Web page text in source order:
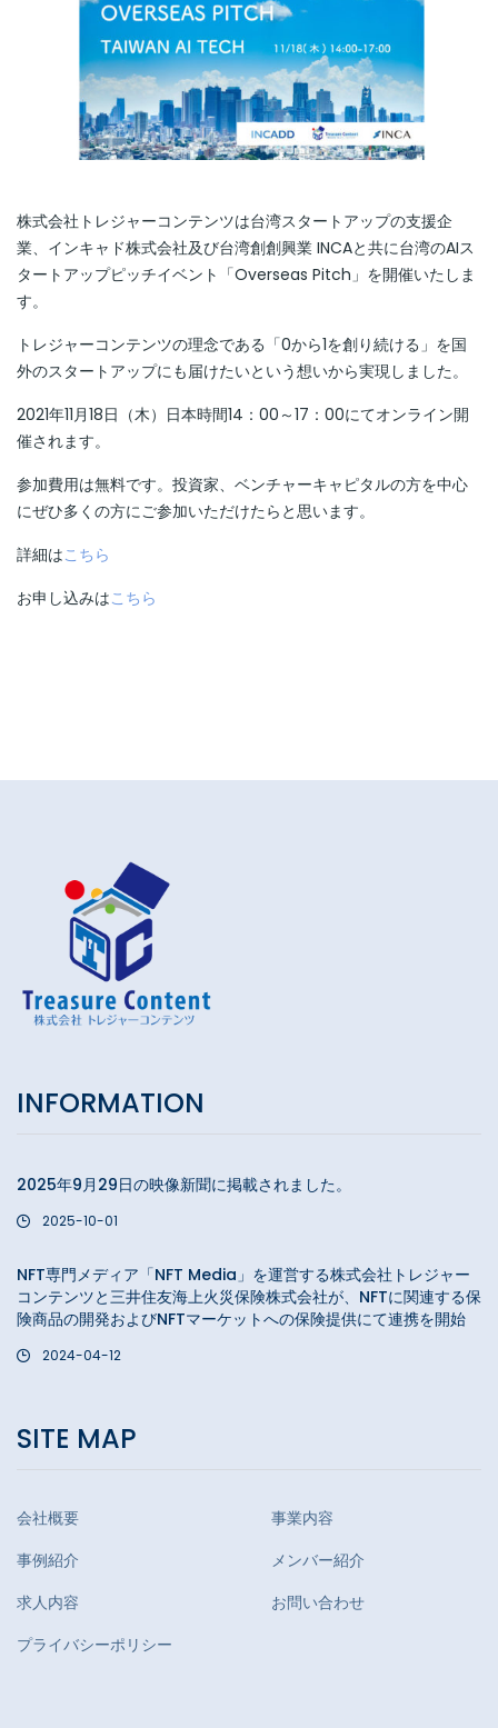
株式会社トレジャーコンテンツは台湾スタートアップの支援企
業、インキャド株式会社及び台湾創創興業 INCAと共に台湾のAIス
タートアップピッチイベント「Overseas Pitch」を開催いたしま
す。
トレジャーコンテンツの理念である「0から1を創り続ける」を国
外のスタートアップにも届けたいという想いから実現しました。
2021年11月18日（木）日本時間14：00～17：00にてオンライン開
催されます。
参加費用は無料です。投資家、ベンチャーキャピタルの方を中心
にぜひ多くの方にご参加いただけたらと思います。
詳細はこちら
お申し込みはこちら
INFORMATION
2025年9月29日の映像新聞に掲載されました。
2025-10-01
NFT専門メディア「NFT Media」を運営する株式会社トレジャー
コンテンツと三井住友海上火災保険株式会社が、NFTに関連する保
険商品の開発およびNFTマーケットへの保険提供にて連携を開始
2024-04-12
SITE MAP
会社概要
事業内容
事例紹介
メンバー紹介
求人内容
お問い合わせ
プライバシーポリシー